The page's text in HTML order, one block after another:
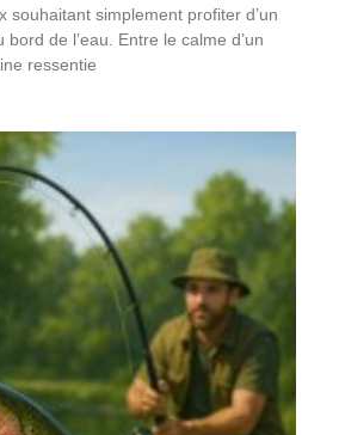
souhaitant simplement profiter d’un
de l’eau. Entre le calme d’un
ressentie